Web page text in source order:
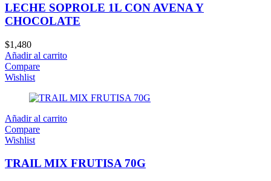
LECHE SOPROLE 1L CON AVENA Y
CHOCOLATE
$1,480
Añadir al carrito
Compare
Wishlist
Añadir al carrito
Compare
Wishlist
TRAIL MIX FRUTISA 70G